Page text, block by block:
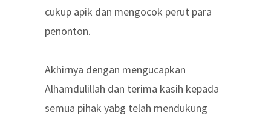
cukup apik dan mengocok perut para
penonton.
Akhirnya dengan mengucapkan
Alhamdulillah dan terima kasih kepada
semua pihak yabg telah mendukung